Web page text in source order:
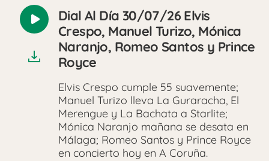
Reproducir
audio
Dial Al Día 30/07/26 Elvis
Crespo, Manuel Turizo, Mónica
Naranjo, Romeo Santos y Prince
Royce
Elvis Crespo cumple 55 suavemente;
Manuel Turizo lleva La Guraracha, El
Merengue y La Bachata a Starlite;
Mónica Naranjo mañana se desata en
Málaga; Romeo Santos y Prince Royce
en concierto hoy en A Coruña.